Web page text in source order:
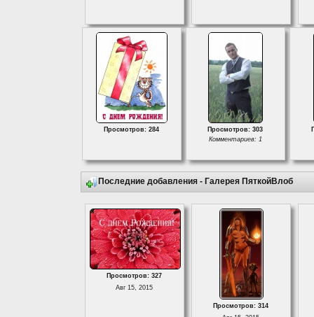
Просмотров: 284
Просмотров: 303
Комментариев: 1
Последние добавления - Галерея ПяткойВлоб
Просмотров: 327
Авг 15, 2015
Просмотров: 314